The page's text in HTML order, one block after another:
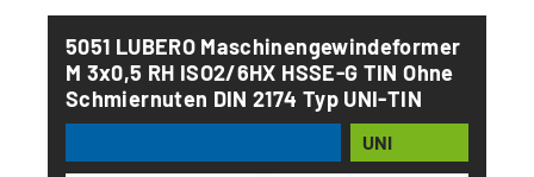
5051 LUBERO Maschinengewindeformer
M 3x0,5 RH ISO2/6HX HSSE-G TIN Ohne
Schmiernuten DIN 2174 Typ UNI-TIN
UNI